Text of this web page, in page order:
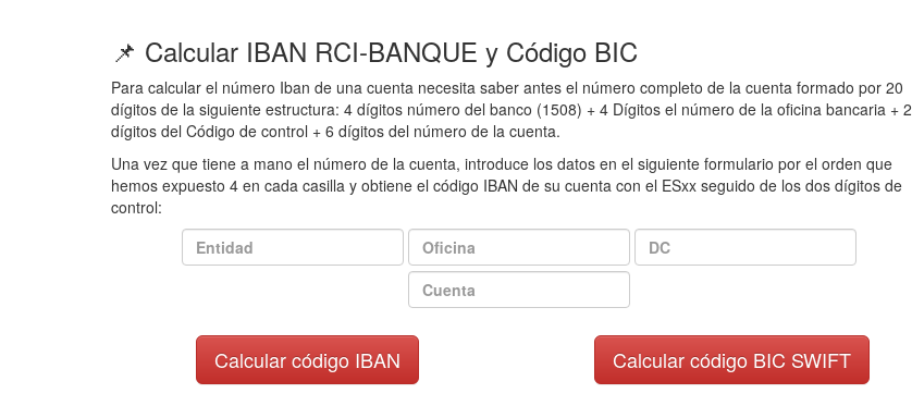
📌 Calcular IBAN RCI-BANQUE y Código BIC
Para calcular el número Iban de una cuenta necesita saber antes el número completo de la cuenta formado por 20
dígitos de la siguiente estructura: 4 dígitos número del banco (1508) + 4 Dígitos el número de la oficina bancaria + 2
dígitos del Código de control + 6 dígitos del número de la cuenta.
Una vez que tiene a mano el número de la cuenta, introduce los datos en el siguiente formulario por el orden que
hemos expuesto 4 en cada casilla y obtiene el código IBAN de su cuenta con el ESxx seguido de los dos dígitos de
control: